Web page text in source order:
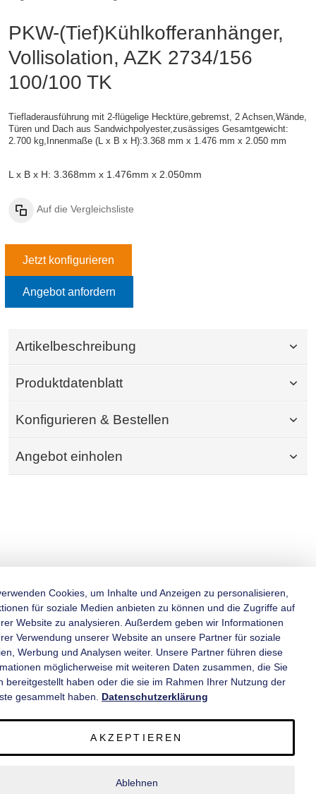
PKW-(Tief)Kühlkofferanhänger,
Vollisolation, AZK 2734/156
100/100 TK
Tiefladerausführung mit 2-flügelige Hecktüre,gebremst, 2 Achsen,Wände,
Türen und Dach aus Sandwichpolyester,zusässiges Gesamtgewicht:
2.700 kg, Innenmaße (L x B x H):3.368 mm x 1.476 mm x 2.050 mm
L x B x H: 3.368mm x 1.476mm x 2.050mm
Auf die Vergleichsliste
Jetzt konfigurieren
Angebot anfordern
Artikelbeschreibung
Produktdatenblatt
Konfigurieren & Bestellen
Angebot einholen
KATEGORIEN
INFORMATIONEN
Cookies, um Inhalte und Anzeigen zu personalisieren,
für soziale Medien anbieten zu können und die Zugriffe auf
Website zu analysieren. Außerdem geben wir Informationen
Verwendung unserer Website an unsere Partner für soziale
Werbung und Analysen weiter. Unsere Partner führen diese
möglicherweise mit weiteren Daten zusammen, die Sie
bereitgestellt haben oder die sie im Rahmen Ihrer Nutzung der
gesammelt haben. Datenschutzerklärung
AKZEPTIEREN
Ablehnen